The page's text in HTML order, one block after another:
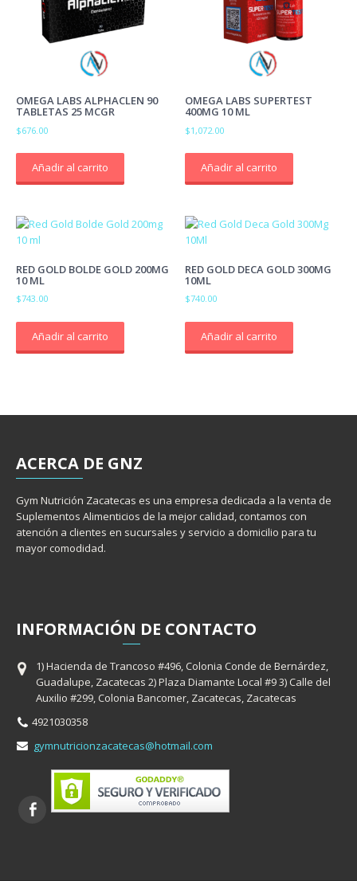
OMEGA LABS ALPHACLEN 90
TABLETAS 25 MCGR
$676.00
Añadir al carrito
OMEGA LABS SUPERTEST
400MG 10 ML
$1,072.00
Añadir al carrito
RED GOLD BOLDE GOLD 200MG
10 ML
$743.00
Añadir al carrito
RED GOLD DECA GOLD 300MG
10ML
$740.00
Añadir al carrito
ACERCA DE GNZ
Gym Nutrición Zacatecas es una empresa dedicada a la venta de
Suplementos Alimenticios de la mejor calidad, contamos con
atención a clientes en sucursales y servicio a domicilio para tu
mayor comodidad.
INFORMACIÓN DE CONTACTO
1) Hacienda de Trancoso #496, Colonia Conde de Bernárdez,
Guadalupe, Zacatecas 2) Plaza Diamante Local #9 3) Calle del
Auxilio #299, Colonia Bancomer, Zacatecas, Zacatecas
4921030358
gymnutricionzacatecas@hotmail.com